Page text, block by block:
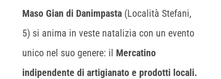
Maso Gian di Danimpasta(Località Stefani,
5) si anima in veste natalizia con un evento
unico nel suo genere: il Mercatino
indipendente di artigianato e prodotti locali.